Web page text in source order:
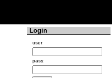
Login
user:
pass: